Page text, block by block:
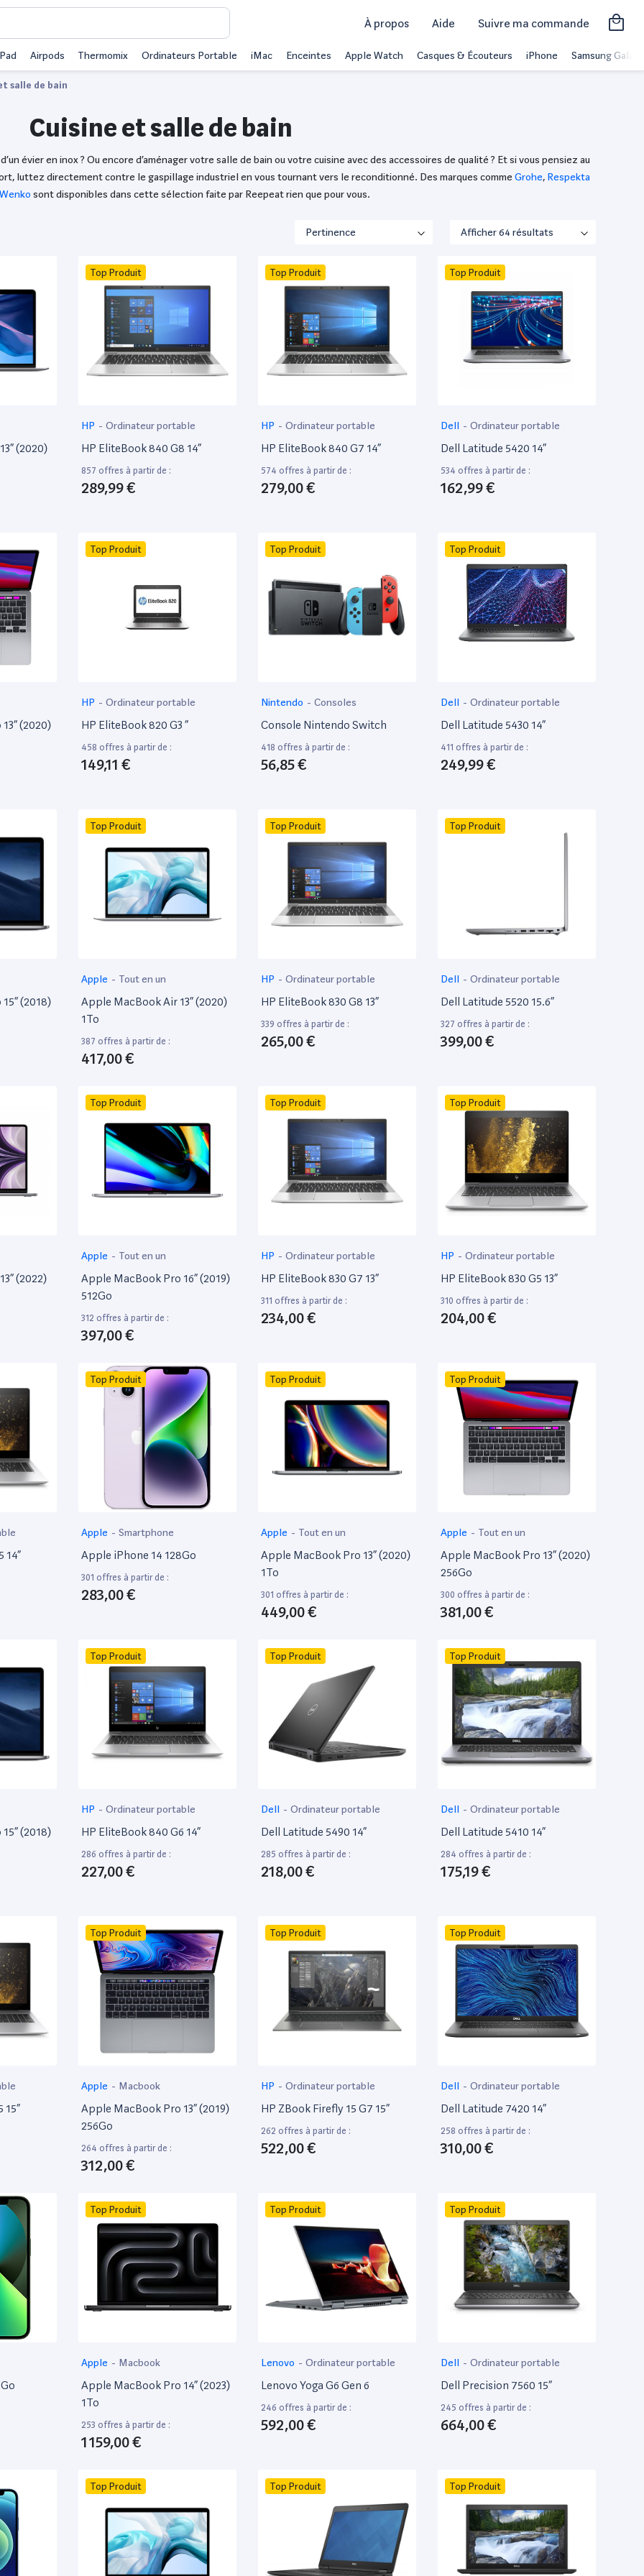
À propos Aide Suivre ma commande
Airpods Thermomix Ordinateurs Portable iMac Enceintes Apple Watch Casques & Écouteurs iPhone Samsung Galaxy
salle de bain
Cuisine et salle de bain
évier en inox ? Ou encore d’aménager votre salle de bain ou votre cuisine avec des accessoires de qualité ? Et si vous pensiez au
luttez directement contre le gaspillage industriel en vous tournant vers le reconditionné. Des marques comme Grohe, Respekta
Wenko sont disponibles dans cette sélection faite par Reepeat rien que pour vous.
(2020)
Top Produit
HP - Ordinateur portable
HP EliteBook 840 G8 14”
857 offres à partir de :
289,99 €
Top Produit
HP - Ordinateur portable
HP EliteBook 840 G7 14”
574 offres à partir de :
279,00 €
Top Produit
Dell - Ordinateur portable
Dell Latitude 5420 14”
534 offres à partir de :
162,99 €
(2020)
Top Produit
HP - Ordinateur portable
HP EliteBook 820 G3 ”
458 offres à partir de :
149,11 €
Top Produit
Nintendo - Consoles
Console Nintendo Switch
418 offres à partir de :
56,85 €
Top Produit
Dell - Ordinateur portable
Dell Latitude 5430 14”
411 offres à partir de :
249,99 €
(2018)
Top Produit
Apple - Tout en un
Apple MacBook Air 13” (2020)
1To
387 offres à partir de :
417,00 €
Top Produit
HP - Ordinateur portable
HP EliteBook 830 G8 13”
339 offres à partir de :
265,00 €
Top Produit
Dell - Ordinateur portable
Dell Latitude 5520 15.6”
327 offres à partir de :
399,00 €
(2022)
Top Produit
Apple - Tout en un
Apple MacBook Pro 16” (2019)
512Go
312 offres à partir de :
397,00 €
Top Produit
HP - Ordinateur portable
HP EliteBook 830 G7 13”
311 offres à partir de :
234,00 €
Top Produit
HP - Ordinateur portable
HP EliteBook 830 G5 13”
310 offres à partir de :
204,00 €
14”
Top Produit
Apple - Smartphone
Apple iPhone 14 128Go
301 offres à partir de :
283,00 €
Top Produit
Apple - Tout en un
Apple MacBook Pro 13” (2020)
1To
301 offres à partir de :
449,00 €
Top Produit
Apple - Tout en un
Apple MacBook Pro 13” (2020)
256Go
300 offres à partir de :
381,00 €
(2018)
Top Produit
HP - Ordinateur portable
HP EliteBook 840 G6 14”
286 offres à partir de :
227,00 €
Top Produit
Dell - Ordinateur portable
Dell Latitude 5490 14”
285 offres à partir de :
218,00 €
Top Produit
Dell - Ordinateur portable
Dell Latitude 5410 14”
284 offres à partir de :
175,19 €
15”
Top Produit
Apple - Macbook
Apple MacBook Pro 13” (2019)
256Go
264 offres à partir de :
312,00 €
Top Produit
HP - Ordinateur portable
HP ZBook Firefly 15 G7 15”
262 offres à partir de :
522,00 €
Top Produit
Dell - Ordinateur portable
Dell Latitude 7420 14”
258 offres à partir de :
310,00 €
Top Produit
Apple - Macbook
Apple MacBook Pro 14” (2023)
1To
253 offres à partir de :
1 159,00 €
Top Produit
Lenovo - Ordinateur portable
Lenovo Yoga G6 Gen 6
246 offres à partir de :
592,00 €
Top Produit
Dell - Ordinateur portable
Dell Precision 7560 15”
245 offres à partir de :
664,00 €
Top Produit Top Produit Top Produit